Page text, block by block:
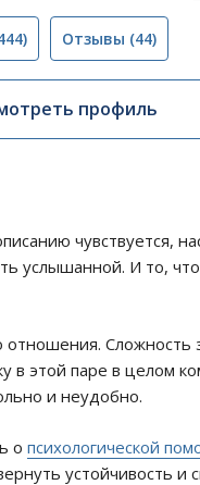
Отзывы (44)
профиль
чувствуется,
услышанной. И то,
Сложность
в этой паре в целом
и неудобно.
о психологической
устойчивость и